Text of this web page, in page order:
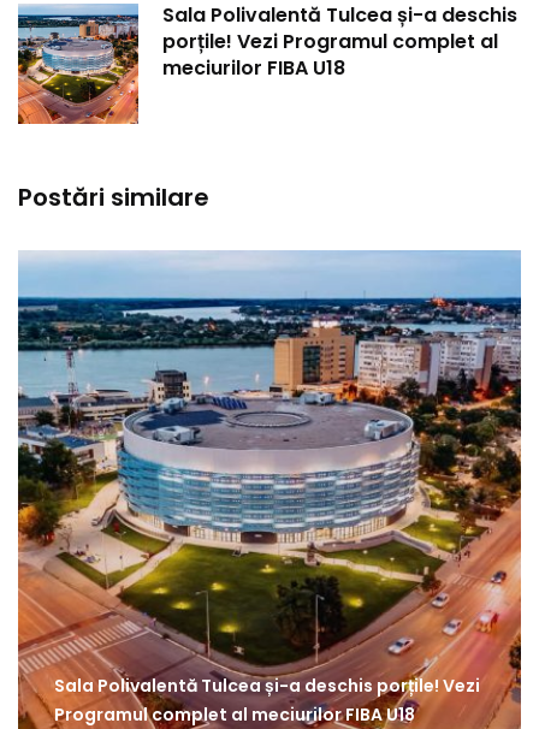
Sala Polivalentă Tulcea și-a deschis
porțile! Vezi Programul complet al
meciurilor FIBA U18
Postări similare
Sala Polivalentă Tulcea și-a deschis porțile! Vezi
Programul complet al meciurilor FIBA U18